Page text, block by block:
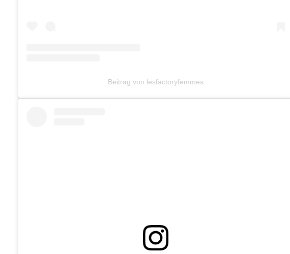
Beitrag von lesfactoryfemmes